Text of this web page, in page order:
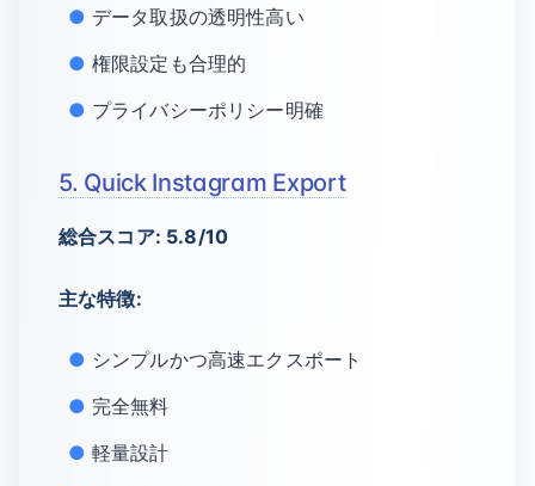
データ取扱の透明性高い
権限設定も合理的
プライバシーポリシー明確
5. Quick Instagram Export
総合スコア: 5.8/10
主な特徴:
シンプルかつ高速エクスポート
完全無料
軽量設計